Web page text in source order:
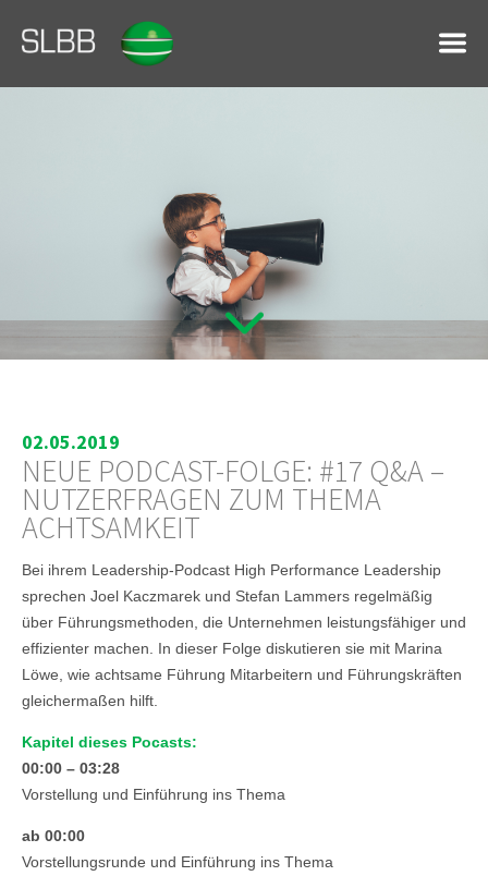
02.05.2019
NEUE PODCAST-FOLGE: #17 Q&A –
NUTZERFRAGEN ZUM THEMA
ACHTSAMKEIT
Bei ihrem Leadership-Podcast High Performance Leadership
sprechen Joel Kaczmarek und Stefan Lammers regelmäßig
über Führungsmethoden, die Unternehmen leistungsfähiger und
effizienter machen. In dieser Folge diskutieren sie mit Marina
Löwe, wie achtsame Führung Mitarbeitern und Führungskräften
gleichermaßen hilft.
Kapitel dieses Pocasts:
00:00 – 03:28
Vorstellung und Einführung ins Thema
ab 00:00
Vorstellungsrunde und Einführung ins Thema